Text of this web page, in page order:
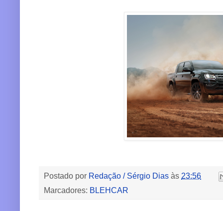
Postado por Redação / Sérgio Dias às 23:56
Marcadores: BLEHCAR